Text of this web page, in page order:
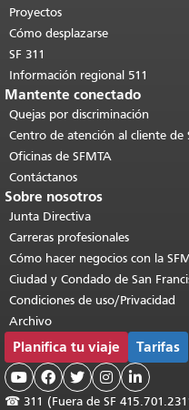
contenido principal
Proyectos
Cómo desplazarse
SF 311
Información regional 511
Mantente conectado
Quejas por discriminación
Centro de atención al cliente de
Oficinas de SFMTA
Contáctanos
Sobre nosotros
Junta Directiva
Carreras profesionales
Cómo hacer negocios con la
Ciudad y Condado de San
Condiciones de uso/Privacidad
Archivo
Planifica tu viaje Tarifas
    
☎ 311 (Fuera de SF